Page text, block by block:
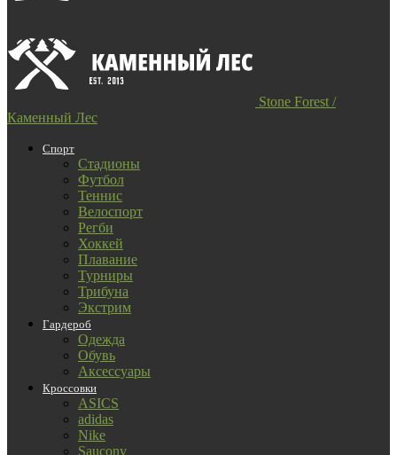
Stone Forest /
Каменный Лес
Спорт
Стадионы
Футбол
Теннис
Велоспорт
Регби
Хоккей
Плавание
Турниры
Трибуна
Экстрим
Гардероб
Одежда
Обувь
Аксессуары
Кроссовки
ASICS
adidas
Nike
Saucony